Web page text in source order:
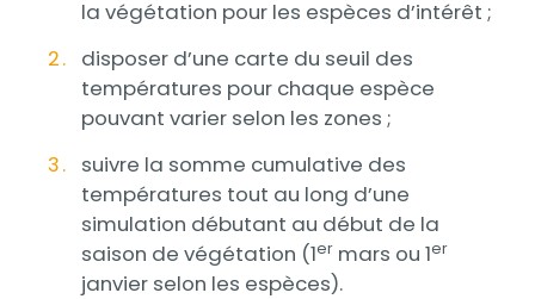
la végétation pour les espèces d’intérêt ;
disposer d’une carte du seuil des
températures pour chaque espèce
pouvant varier selon les zones ;
suivre la somme cumulative des
températures tout au long d’une
simulation débutant au début de la
saison de végétation (1ermars ou 1er
janvier selon les espèces).